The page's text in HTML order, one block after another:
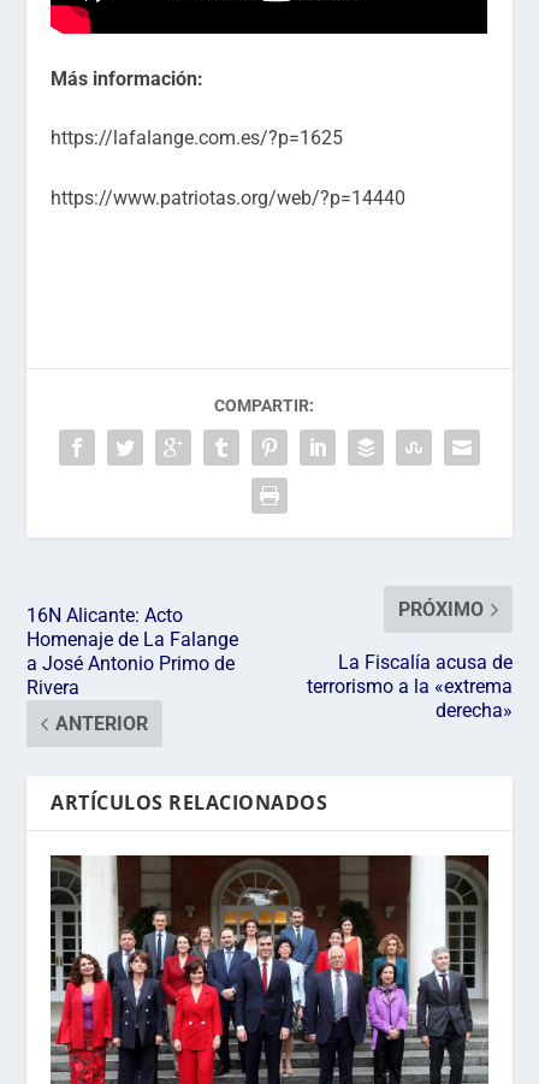
Más información:
https://lafalange.com.es/?p=1625
https://www.patriotas.org/web/?p=14440
COMPARTIR:
16N Alicante: Acto
Homenaje de La Falange
a José Antonio Primo de
Rivera
ANTERIOR
PRÓXIMO
La Fiscalía acusa de
terrorismo a la «extrema
derecha»
ARTÍCULOS RELACIONADOS